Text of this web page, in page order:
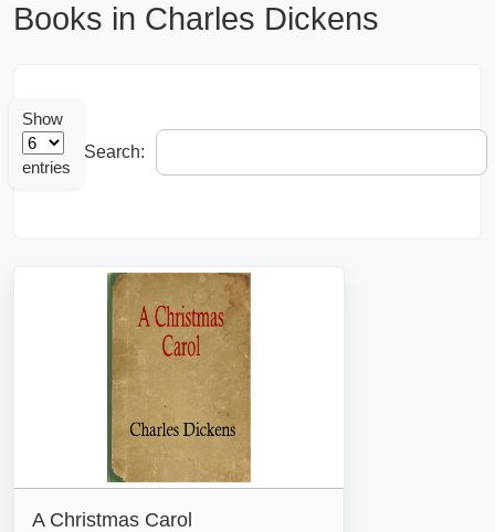
Books in Charles Dickens
Show
entries
Search:
A Christmas Carol